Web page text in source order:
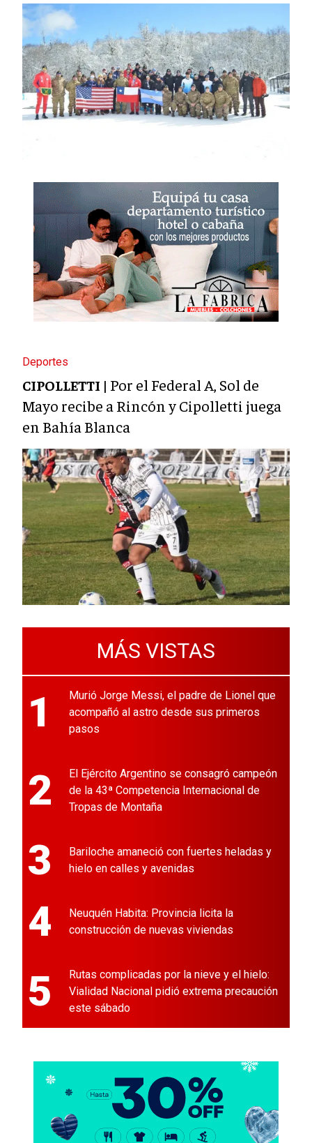
Deportes
CIPOLLETTI | Por el Federal A, Sol de
Mayo recibe a Rincón y Cipolletti juega
en Bahía Blanca
MÁS VISTAS
1
Murió Jorge Messi, el padre de Lionel que
acompañó al astro desde sus primeros
pasos
2
El Ejército Argentino se consagró campeón
de la 43ª Competencia Internacional de
Tropas de Montaña
3
Bariloche amaneció con fuertes heladas y
hielo en calles y avenidas
4
Neuquén Habita: Provincia licita la
construcción de nuevas viviendas
5
Rutas complicadas por la nieve y el hielo:
Vialidad Nacional pidió extrema precaución
este sábado